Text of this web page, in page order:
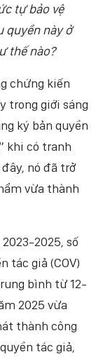
tự bảo vệ
quyền này ở
thế nào?
chứng kiến
trong giới sáng
ký bản quyền
khi có tranh
nó đã trở
vừa thành
2025, số
tác giả (COV)
bình từ 12-
2025 vừa
thành công
tác giả,